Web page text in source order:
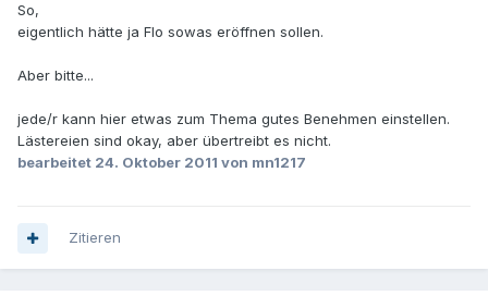
So,
eigentlich hätte ja Flo sowas eröffnen sollen.
Aber bitte...
jede/r kann hier etwas zum Thema gutes Benehmen einstellen.
Lästereien sind okay, aber übertreibt es nicht.
bearbeitet 24. Oktober 2011 von mn1217
Zitieren